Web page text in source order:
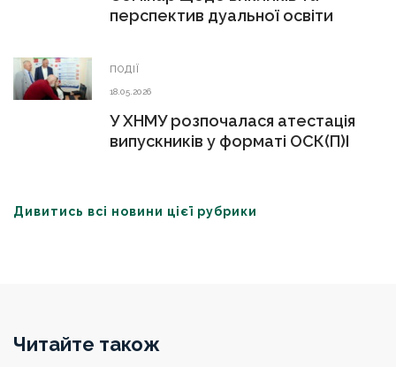
перспектив дуальної освіти
ПОДІЇ
18.05.2026
У ХНМУ розпочалася атестація
випускників у форматі ОСК(П)І
Дивитись всі новини цієї рубрики
Читайте також